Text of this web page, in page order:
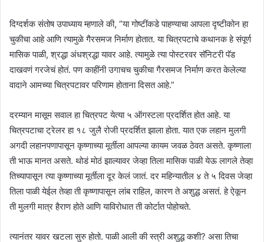
दिग्दर्शक संतोष उपाध्याय म्हणाले की, “या गोष्टींकडे पाहण्याचा आपला दृष्टीकोन हा
चुकीचा आहे आणि त्यामुळे गैरसमज निर्माण होतात. या चित्रपटाचे कथानक हे संपूर्ण
मासिक पाळी, श्रद्धा अंधश्रद्धा यावर आहे. त्यामुळे त्या पोस्टरवर सॅनिटरी पॅड
दाखवणं गरजेचं होतं. पण काहींनी उगाचच चुकीचा गैरसमज निर्माण करत केलेल्या
वादाने आमच्या चित्रपटावर परिणाम होताना दिसत आहे.”
दरम्यान मासूम सवाल हा चित्रपट येत्या ५ ऑगस्टला प्रदर्शित होत आहे. या
चित्रपटाचा ट्रेलर हा १८ जुलै रोजी प्रदर्शित झाला होता. यात एक लहान मुलगी
अगदी लहानपणापासून कृष्णाच्या मूर्तीला आपल्या कायम जवळ ठेवत असते. कृष्णाला
ती भाऊ मानत असते. थोडं मोठं झाल्यावर जेव्हा तिला मासिक पाळी येऊ लागले तेव्हा
तिच्यापासून त्या कृष्णाच्या मूर्तीला दूर केलं जातं. दर महिन्यातील ४ ते ५ दिवस जेव्हा
तिला पाळी येईल तेव्हा ती कृष्णापासून लांब राहिल, कारण ते अशुद्ध असतं. हे ऐकून
ती मुलगी मात्र हैराण होते आणि याविरोधात ती कोर्टात पोहोचते.
त्यानंतर यावर खटला सुरु होतो. पाळी आली की स्त्री अशुद्ध कशी? असा तिचा